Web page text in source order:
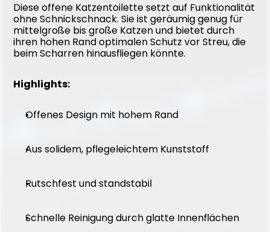
Diese offene Katzentoilette setzt auf Funktionalität
ohne Schnickschnack. Sie ist geräumig genug für
mittelgroße bis große Katzen und bietet durch
ihren hohen Rand optimalen Schutz vor Streu, die
beim Scharren hinausfliegen könnte.
Highlights:
Offenes Design mit hohem Rand
Aus solidem, pflegeleichtem Kunststoff
Rutschfest und standstabil
Schnelle Reinigung durch glatte Innenflächen